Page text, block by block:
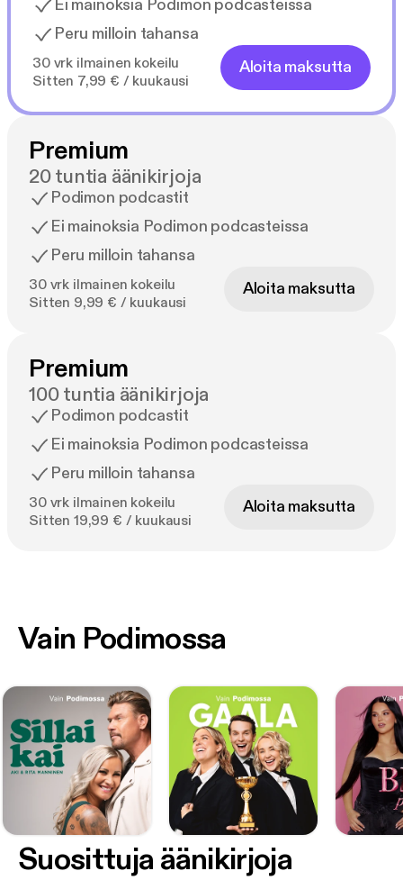
Ei mainoksia Podimon podcasteissa
Peru milloin tahansa
30 vrk ilmainen kokeilu
Sitten 7,99 € / kuukausi
Aloita maksutta
Premium
20 tuntia äänikirjoja
Podimon podcastit
Ei mainoksia Podimon podcasteissa
Peru milloin tahansa
30 vrk ilmainen kokeilu
Sitten 9,99 € / kuukausi
Aloita maksutta
Premium
100 tuntia äänikirjoja
Podimon podcastit
Ei mainoksia Podimon podcasteissa
Peru milloin tahansa
30 vrk ilmainen kokeilu
Sitten 19,99 € / kuukausi
Aloita maksutta
Vain Podimossa
Suosittuja äänikirjoja